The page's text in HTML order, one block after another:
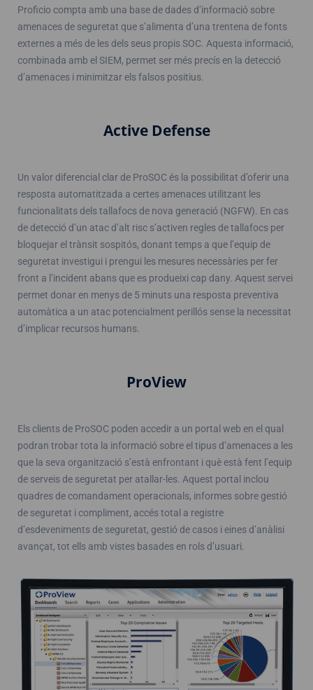
Proficio compta amb una base de dades d’informació sobre
amenaces de seguretat que s’alimenta d’una trentena de fonts
externes a més de les dels seus propis SOC. Aquesta informació,
combinada amb el SIEM, permet ser més precís en la detecció
d’amenaces i minimitzar els falsos positius.
Active Defense
Un valor diferencial clar de ProSOC és la possibilitat d’oferir una
resposta automatitzada a certes amenaces utilitzant les
funcionalitats dels tallafocs de nova generació (NGFW). En cas
de detecció d’un atac d’alt risc s’activen regles de tallafocs per
bloquejar el trànsit sospitós, donant temps a que l’equip de
seguretat investigui i prengui les mesures necessàries per fer
front a l’incident abans que es produeixi cap dany. Aquest servei
permet donar en menys de 5 minuts una resposta preventiva
automàtica a un atac potencialment perillós sense la necessitat
d’implicar recursos humans.
ProView
Els clients de ProSOC poden accedir a un portal web en el qual
podran trobar tota la informació sobre el tipus d’amenaces a les
que la seva organització s’està enfrontant i què està fent l’equip
de serveis de seguretat per atallar-les. Aquest portal inclou
quadres de comandament operacionals, informes sobre gestió
de seguretat i compliment, accés total a registre
d’esdeveniments de seguretat, gestió de casos i eines d’anàlisi
avançat, tot ells amb vistes basades en rols d’usuari.